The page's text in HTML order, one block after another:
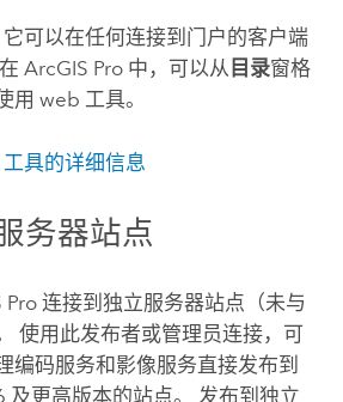
可以在任何连接到门户的客户端
ArcGIS Pro中，可以从 目录窗格
用 web 工具。
具的详细信息
务器站点
Pro连接到独立服务器站点（未与
使用此发布者或管理员连接，可
编码服务和影像服务直接发布到
及更高版本的站点。 发布到独立